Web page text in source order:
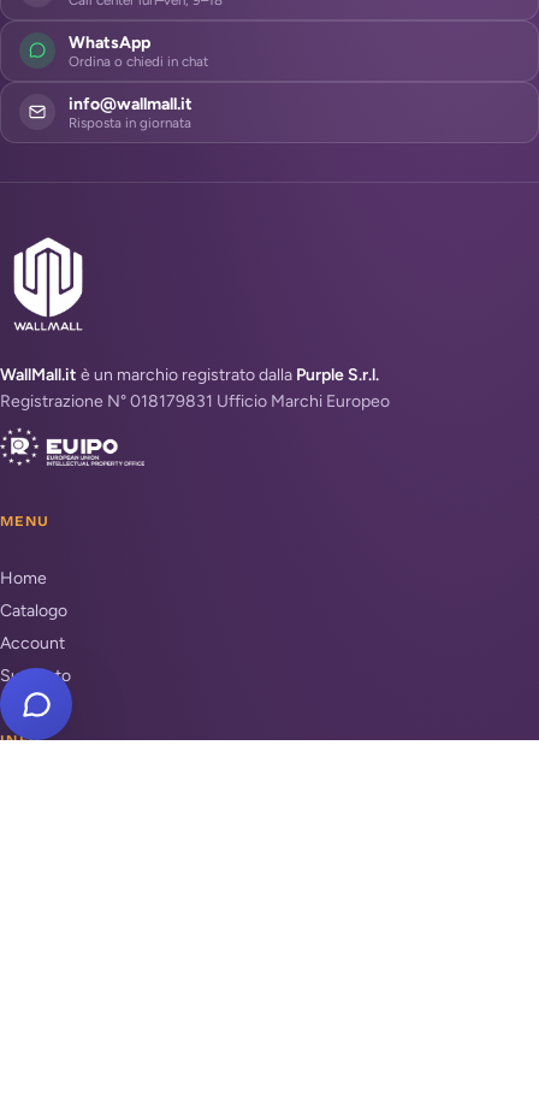
WhatsApp
Ordina o chiedi in chat
info@wallmall.it
Risposta in giornata
WallMall.it è un marchio registrato dalla Purple S.r.l.
Registrazione N° 018179831 Ufficio Marchi Europeo
MENU
Home
Catalogo
Account
Supporto
INFO